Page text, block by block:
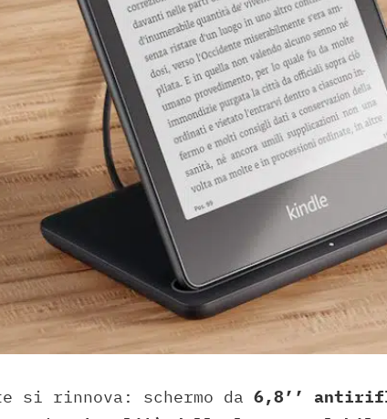
si rinnova: schermo da 6,8’’